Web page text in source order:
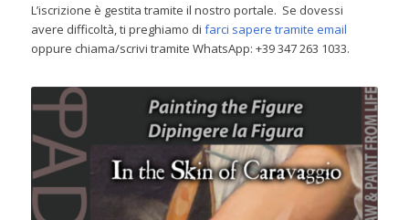
L’iscrizione è gestita tramite il nostro portale. Se dovessi
avere difficoltà, ti preghiamo di farci sapere tramite email
oppure chiama/scrivi tramite WhatsApp: +39 347 263 1033.